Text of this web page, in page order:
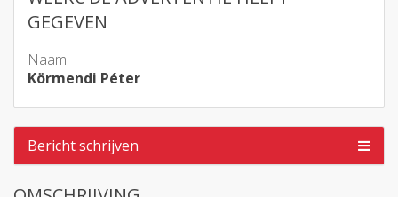
GEGEVEN
Naam:
Körmendi Péter
Bericht schrijven